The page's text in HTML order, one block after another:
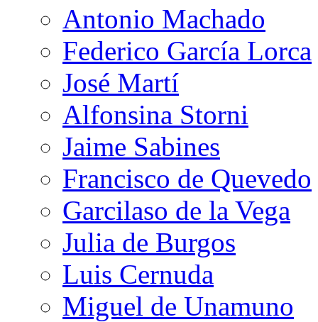
Antonio Machado
Federico García Lorca
José Martí
Alfonsina Storni
Jaime Sabines
Francisco de Quevedo
Garcilaso de la Vega
Julia de Burgos
Luis Cernuda
Miguel de Unamuno